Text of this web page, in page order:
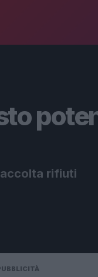
rifiuti